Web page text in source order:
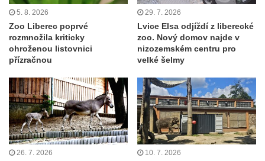
5. 8. 2026
Zoo Liberec poprvé
rozmnožila kriticky
ohroženou listovnici
přízračnou
29. 7. 2026
Lvice Elsa odjíždí z liberecké
zoo. Nový domov najde v
nizozemském centru pro
velké šelmy
26. 7. 2026 10. 7. 2026